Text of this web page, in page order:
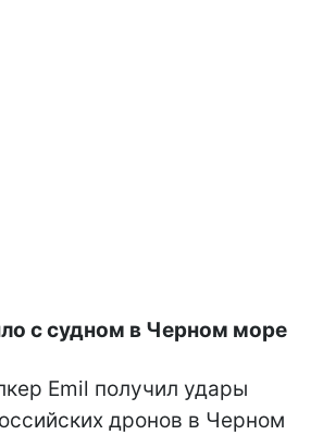
с судном в Черном море
Emil получил удары
дронов в Черном